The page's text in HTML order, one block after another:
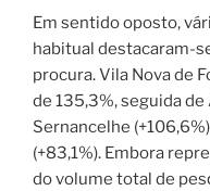
Em sentido oposto,
habitual destacaram-
procura. Vila Nova de
de 135,3%, seguida de
Sernancelhe
(+83,1%). Embora
do volume total de